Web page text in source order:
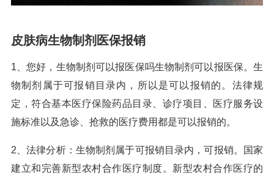
皮肤病生物制剂医保报销
1、您好，生物制剂可以报医保吗生物制剂可以报医保。生
物制剂属于可报销目录内，所以是可以报销的。法律规
定，符合基本医疗保险药品目录、诊疗项目、医疗服务设
施标准以及急诊、抢救的医疗费用都是可以报销的。
2、法律分析：生物制剂属于可报销目录内，可报销。国家
建立和完善新型农村合作医疗制度。新型农村合作医疗的